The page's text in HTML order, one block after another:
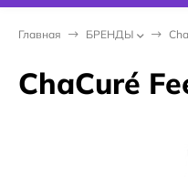
Главная БPEНДЫ
ChaCuré